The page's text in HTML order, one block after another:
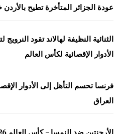
عودة الجزائر المتأخرة تطيح
الثنائية النظيفة لهالاند تقود
الأدوار الإقصائية لكأس العالم
فرنسا تحسم التأهل إلى الأدوار
العراق